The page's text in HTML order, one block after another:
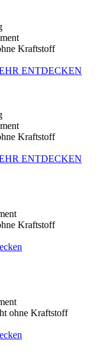
Kraftstoff
ENTDECKEN
Kraftstoff
ENTDECKEN
Kraftstoff
ohne Kraftstoff